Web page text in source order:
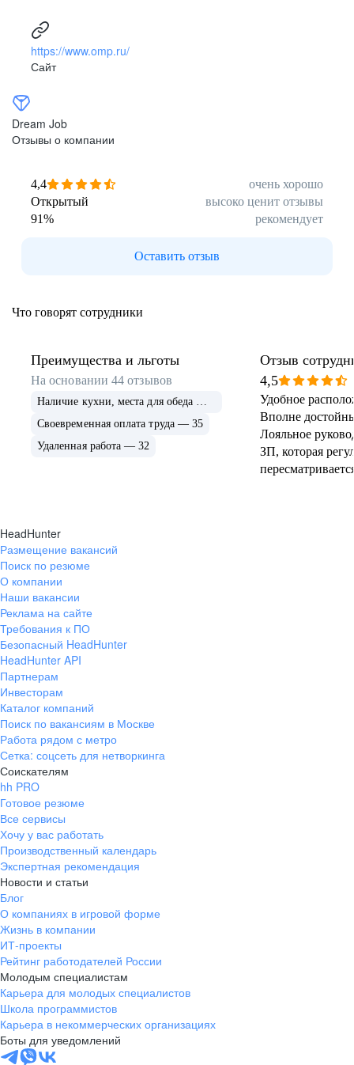
https://www.omp.ru/
Сайт
Dream Job
Отзывы о компании
4,4
очень хорошо
Открытый
высоко ценит отзывы
91% рекомендует
Оставить отзыв
Что говорят сотрудники
Преимущества и льготы
На основании44 отзывов
Наличие кухни, места для обеда — 36
Своевременная оплата труда — 35
Удаленная работа — 32
Отзыв
4,5
Удобное
Вполне
Лояльное
ЗП, которая
HeadHunter
Размещение вакансий
Поиск по резюме
О компании
Наши вакансии
Реклама на сайте
Требования к ПО
Безопасный HeadHunter
HeadHunter API
Партнерам
Инвесторам
Каталог компаний
Поиск по вакансиям в Москве
Работа рядом с метро
Сетка: соцсеть для нетворкинга
Соискателям
hh PRO
Готовое резюме
Все сервисы
Хочу у вас работать
Производственный календарь
Экспертная рекомендация
Новости и статьи
Блог
О компаниях в игровой форме
Жизнь в компании
ИТ-проекты
Рейтинг работодателей России
Молодым специалистам
Карьера для молодых специалистов
Школа программистов
Карьера в некоммерческих организациях
Боты для уведомлений